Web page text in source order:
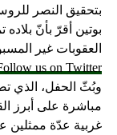
بتحقيق النصر
بوتين أقرّ بأنّ
العقوبات غير
us on Twitter
وبُثّ الحفل، الذي
مباشرة على أبرز
غربية عدّة ممثلين